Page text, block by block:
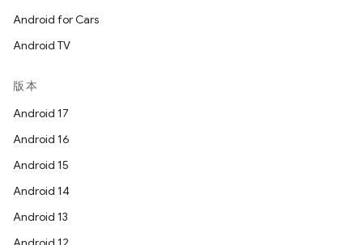
Android for Cars
Android TV
版本
Android 17
Android 16
Android 15
Android 14
Android 13